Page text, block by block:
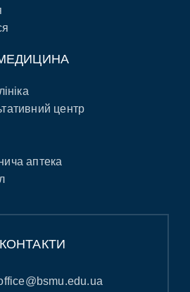
центр
аптека
КОНТАКТИ